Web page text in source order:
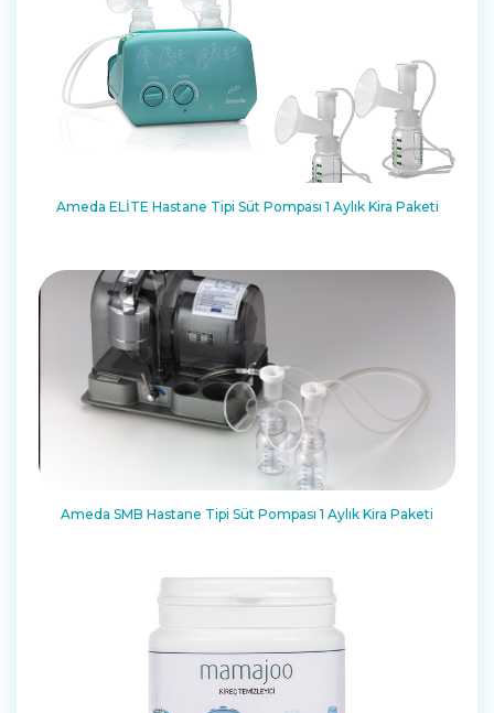
Ameda ELİTE Hastane Tipi Süt Pompası 1 Aylık Kira Paketi
Ameda SMB Hastane Tipi Süt Pompası 1 Aylık Kira Paketi